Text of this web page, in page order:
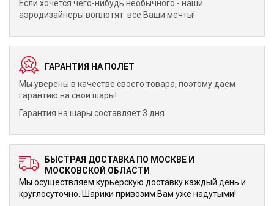
Если хочется чего-нибудь необычного - наши
аэродизайнеры воплотят все Ваши мечты!
ГАРАНТИЯ НА ПОЛЕТ
Мы уверены в качестве своего товара, поэтому даем
гарантию на свои шары!
Гарантия на шары составляет 3 дня
БЫСТРАЯ ДОСТАВКА ПО МОСКВЕ И
МОСКОВСКОЙ ОБЛАСТИ
Мы осуществляем курьерскую доставку каждый день и
круглосуточно. Шарики привозим Вам уже надутыми!